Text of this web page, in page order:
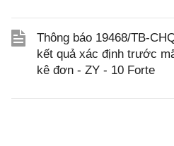
Thông báo 19468/TB-
kết quả xác định trước
kê đơn - ZY - 10 Forte